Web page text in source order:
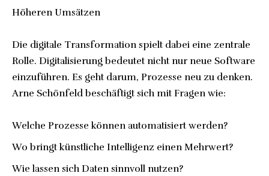
Höheren Umsätzen
Die digitale Transformation spielt dabei eine zentrale
Rolle. Digitalisierung bedeutet nicht nur neue Software
einzuführen. Es geht darum, Prozesse neu zu denken.
Arne Schönfeld beschäftigt sich mit Fragen wie:
Welche Prozesse können automatisiert werden?
Wo bringt künstliche Intelligenz einen Mehrwert?
Wie lassen sich Daten sinnvoll nutzen?